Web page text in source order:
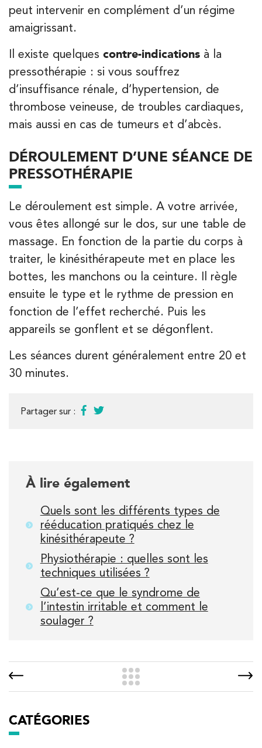
peut intervenir en complément d’un régime
amaigrissant.
Il existe quelques contre-indications à la
pressothérapie : si vous souffrez
d’insuffisance rénale, d’hypertension, de
thrombose veineuse, de troubles cardiaques,
mais aussi en cas de tumeurs et d’abcès.
DÉROULEMENT D’UNE SÉANCE DE
PRESSOTHÉRAPIE
Le déroulement est simple. A votre arrivée,
vous êtes allongé sur le dos, sur une table de
massage. En fonction de la partie du corps à
traiter, le kinésithérapeute met en place les
bottes, les manchons ou la ceinture. Il règle
ensuite le type et le rythme de pression en
fonction de l’effet recherché. Puis les
appareils se gonflent et se dégonflent.
Les séances durent généralement entre 20 et
30 minutes.
Partager sur :
À lire également
Quels sont les différents types de
rééducation pratiqués chez le
kinésithérapeute ?
Physiothérapie : quelles sont les
techniques utilisées ?
Qu’est-ce que le syndrome de
l’intestin irritable et comment le
soulager ?
CATÉGORIES